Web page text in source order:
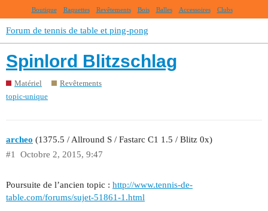
Boutique Raquettes Revêtements Bois Balles Accessoires Clubs
Forum de tennis de table et ping-pong
Spinlord Blitzschlag
Matériel
Revêtements
topic-unique
archeo (1375.5 / Allround S / Fastarc C1 1.5 / Blitz 0x)
Octobre 2, 2015, 9:47
#1
Poursuite de l’ancien topic : http://www.tennis-de-
table.com/forums/sujet-51861-1.html